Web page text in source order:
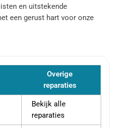
en uitstekende
een gerust hart voor onze
Overige
reparaties
Bekijk alle
reparaties